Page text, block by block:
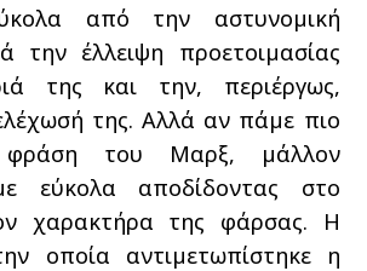
από την αστυνομική
την έλλειψη προετοιμασίας
της και την, περιέργως,
της. Αλλά αν πάμε πιο
του Μαρξ, μάλλον
εύκολα αποδίδοντας στο
χαρακτήρα της φάρσας. Η
οποία αντιμετωπίστηκε η